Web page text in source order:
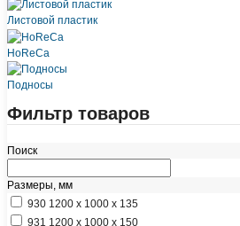
Листовой пластик
HoReCa
Подносы
Фильтр товаров
Поиск
Размеры, мм
930 1200 x 1000 x 135
931 1200 x 1000 x 150